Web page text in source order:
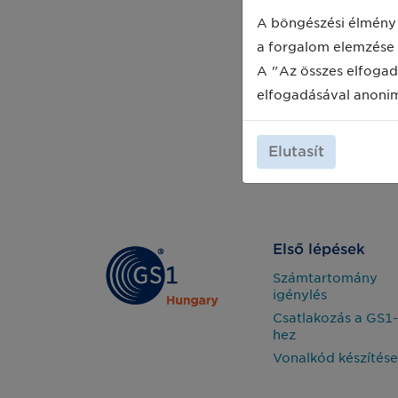
Első lépések
Számtartomány
igénylés
Csatlakozás a GS1-
hez
Vonalkód készítése
A böngészési
a forgalom
A "Az összes
elfogadásával
Elutasít